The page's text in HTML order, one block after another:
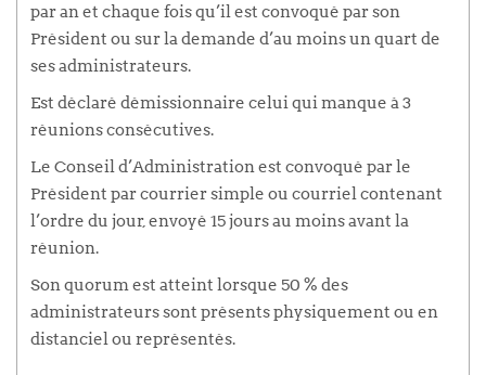
par an et chaque fois qu’il est convoqué par son
Président ou sur la demande d’au moins un quart de
ses administrateurs.
Est déclaré démissionnaire celui qui manque à 3
réunions consécutives.
Le Conseil d’Administration est convoqué par le
Président par courrier simple ou courriel contenant
l’ordre du jour, envoyé 15 jours au moins avant la
réunion.
Son quorum est atteint lorsque 50 % des
administrateurs sont présents physiquement ou en
distanciel ou représentés.